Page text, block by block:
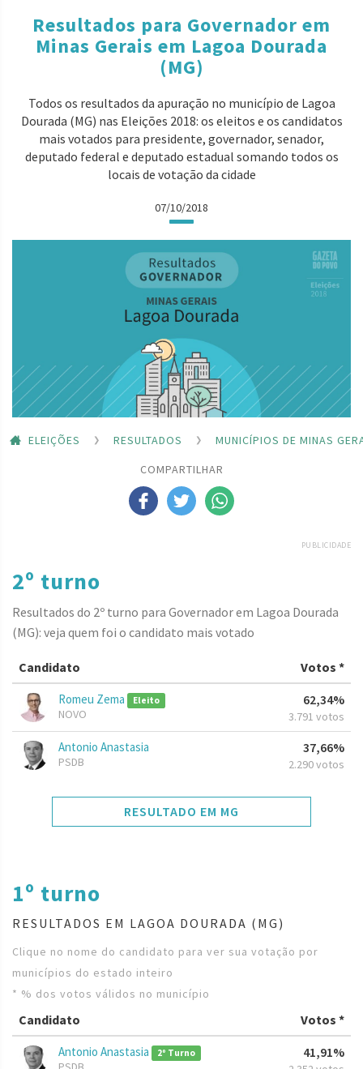
Resultados para Governador em
Minas Gerais em Lagoa Dourada
(MG)
Todos os resultados da apuração no município de Lagoa
Dourada (MG) nas Eleições 2018: os eleitos e os candidatos
mais votados para presidente, governador, senador,
deputado federal e deputado estadual somando todos os
locais de votação da cidade
07/10/2018
ELEIÇÕES RESULTADOS
MUNICÍPIOS DE MINAS
COMPARTILHAR
PUBLICIDADE
2º turno
Resultados do 2º turno para Governador em Lagoa Dourada
(MG): veja quem foi o candidato mais votado
Candidato Votos *
Romeu Zema Eleito
NOVO
62,34%
3.791 votos
Antonio Anastasia
PSDB
37,66%
2.290 votos
RESULTADO EM MG
1º turno
RESULTADOS EM LAGOA DOURADA (MG)
Clique no nome do candidato para ver sua votação por
municípios do estado inteiro
* % dos votos válidos no município
Candidato Votos *
Antonio Anastasia 2º Turno 41,91%